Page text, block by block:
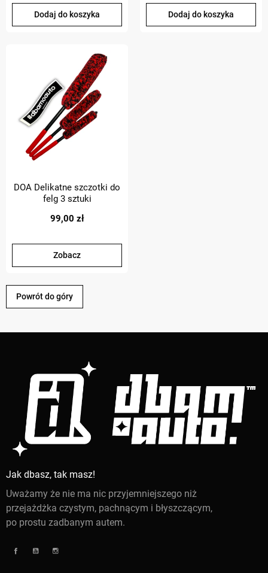
Dodaj do koszyka Dodaj do koszyka
DOA Delikatne szczotki do
felg 3 sztuki
99,00 zł
Zobacz
Powrót do góry
Jak dbasz, tak masz!
Uważamy że nie ma nic przyjemniejszego niż
przejażdżka czystym, pachnącym i błyszczącym,
po prostu zadbanym autem.